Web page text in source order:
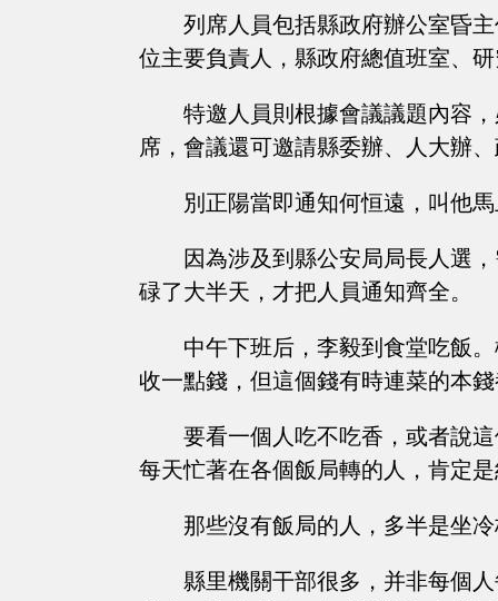
列席人員包括縣政府辦公室昏
位主要負責人，縣政府總值班室、
特邀人員則根據會議議題內容
席，會議還可邀請縣委辦、人大辦
別正陽當即通知何恒遠，叫他
因為涉及到縣公安局局長人選
碌了大半天，才把人員通知齊全。
中午下班后，李毅到食堂吃飯
收一點錢，但這個錢有時連菜的本
要看一個人吃不吃香，或者說
每天忙著在各個飯局轉的人，肯定
那些沒有飯局的人，多半是坐
縣里機關干部很多，并非每個